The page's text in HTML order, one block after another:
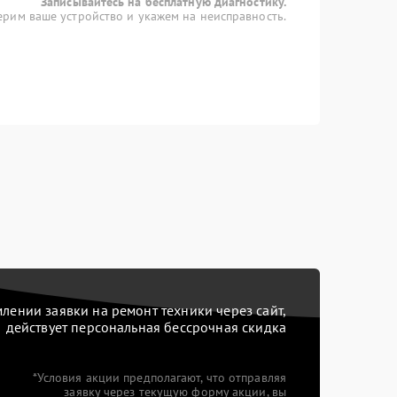
ваше устройство и укажем на неисправность.
заявки на ремонт техники через сайт,
действует персональная бессрочная скидка
*Условия акции предполагают, что отправляя
заявку через текущую форму акции, вы